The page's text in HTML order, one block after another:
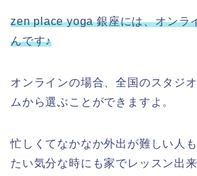
zen place yoga 銀座には、オンラ
んです♪
オンラインの場合、全国のスタジ
ムから選ぶことができますよ。
忙しくてなかなか外出が難しい人
たい気分な時にも家でレッスン出